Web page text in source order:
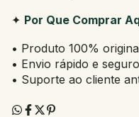
✦ Por Que Comprar
• Produto 100%
• Envio rápido e
• Suporte ao cliente